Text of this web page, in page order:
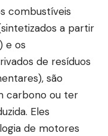
combustíveis
a partir
e os
de resíduos
são
carbono ou ter
Eles
de motores